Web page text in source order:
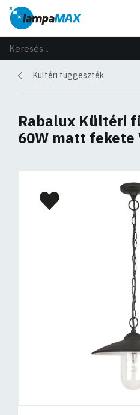
Kültéri függeszték
Rabalux Kültéri
60W matt fekete